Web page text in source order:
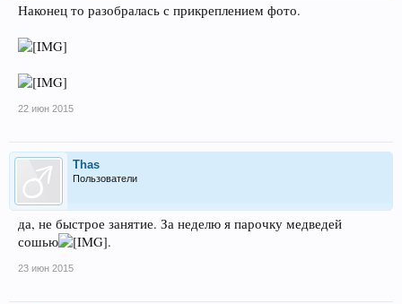
Наконец то разобралась с прикреплением фото.
22 июн 2015
Thas
Пользователи
да, не быстрое занятие. За неделю я парочку медведей
сошью
.
23 июн 2015